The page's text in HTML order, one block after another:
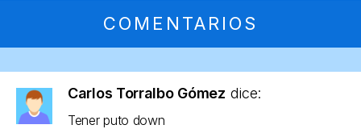
COMENTARIOS
Carlos Torralbo Gómez dice:
Tener puto down